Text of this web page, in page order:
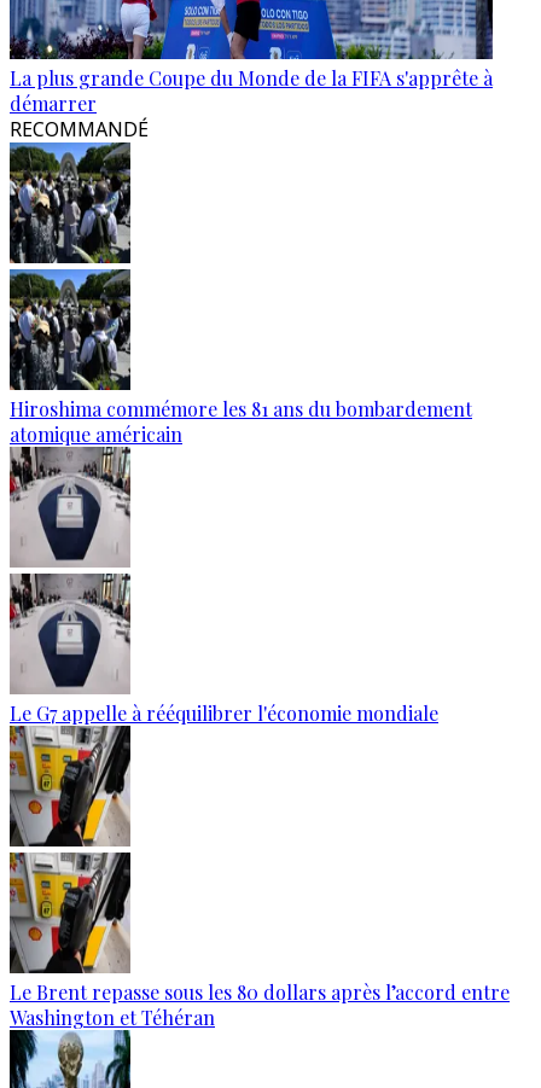
La plus grande Coupe du Monde de la FIFA s'apprête à
démarrer
RECOMMANDÉ
Hiroshima commémore les 81 ans du bombardement
atomique américain
Le G7 appelle à rééquilibrer l'économie mondiale
Le Brent repasse sous les 80 dollars après l’accord entre
Washington et Téhéran